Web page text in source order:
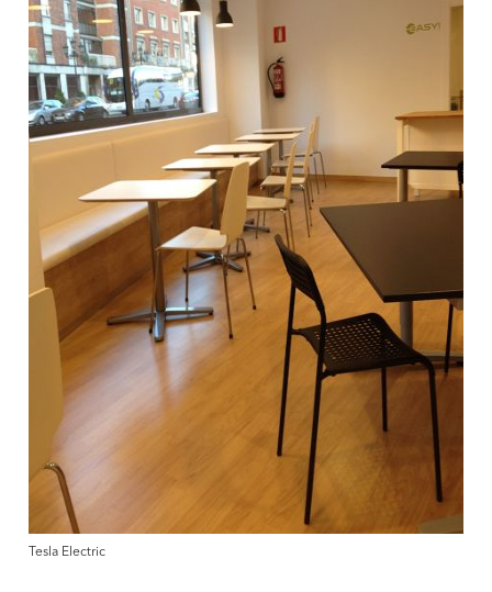
Tesla Electric